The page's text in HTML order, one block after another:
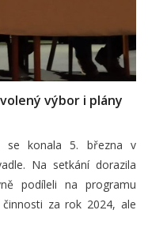
výbor i plány
se konala 5. března v
Na setkání dorazila
podíleli na programu
za rok 2024, ale